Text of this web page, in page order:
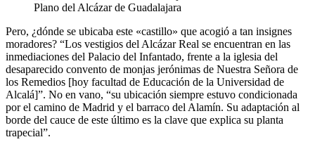
Plano del Alcázar de Guadalajara
Pero, ¿dónde se ubicaba este «castillo» que acogió a tan insignes
moradores? “Los vestigios del Alcázar Real se encuentran en las
inmediaciones del Palacio del Infantado, frente a la iglesia del
desaparecido convento de monjas jerónimas de Nuestra Señora de
los Remedios [hoy facultad de Educación de la Universidad de
Alcalá]”. No en vano, “su ubicación siempre estuvo condicionada
por el camino de Madrid y el barraco del Alamín. Su adaptación al
borde del cauce de este último es la clave que explica su planta
trapecial”.